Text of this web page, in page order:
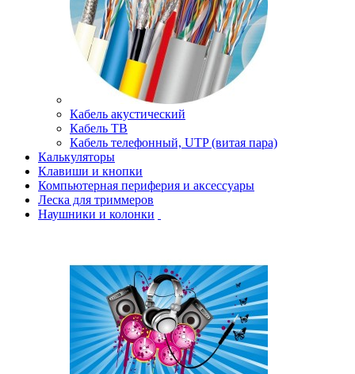
Кабель акустический
Кабель ТВ
Кабель телефонный, UTP (витая пара)
Калькуляторы
Клавиши и кнопки
Компьютерная периферия и аксессуары
Леска для триммеров
Наушники и колонки